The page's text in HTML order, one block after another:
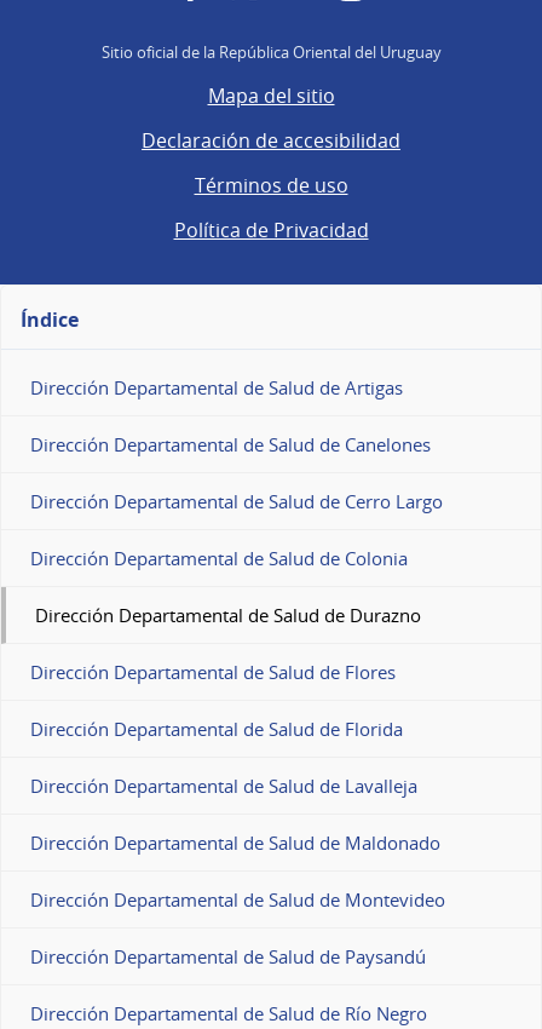
Sitio oficial de la República Oriental del Uruguay
Mapa del sitio
Declaración de accesibilidad
Términos de uso
Política de Privacidad
Índice
Dirección Departamental de Salud de Artigas
Dirección Departamental de Salud de Canelones
Dirección Departamental de Salud de Cerro Largo
Dirección Departamental de Salud de Colonia
Dirección Departamental de Salud de Durazno
Dirección Departamental de Salud de Flores
Dirección Departamental de Salud de Florida
Dirección Departamental de Salud de Lavalleja
Dirección Departamental de Salud de Maldonado
Dirección Departamental de Salud de Montevideo
Dirección Departamental de Salud de Paysandú
Dirección Departamental de Salud de Río Negro